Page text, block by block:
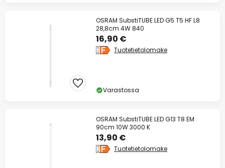
OSRAM SubstiTUBE LED G5 T5 HF L8
28,8cm 4W 840
16,90 €
Tuotetietolomake
Varastossa
OSRAM SubstiTUBE LED G13 T8 EM
90cm 10W 3000 K
13,90 €
Tuotetietolomake